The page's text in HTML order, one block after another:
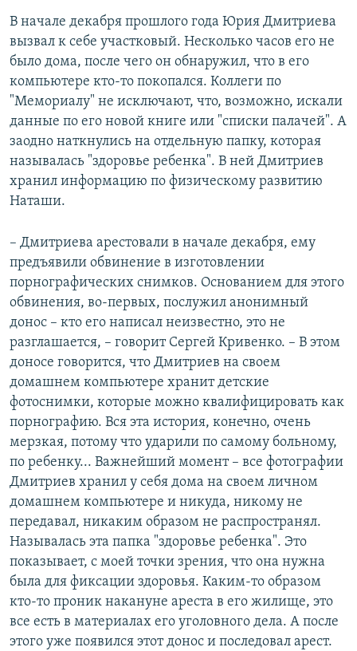
В начале декабря прошлого года Юрия Дмитриева
вызвал к себе участковый. Несколько часов его не
было дома, после чего он обнаружил, что в его
компьютере кто-то покопался. Коллеги по
"Мемориалу" не исключают, что, возможно, искали
данные по его новой книге или "списки палачей". А
заодно наткнулись на отдельную папку, которая
называлась "здоровье ребенка". В ней Дмитриев
хранил информацию по физическому развитию
Наташи.
– Дмитриева арестовали в начале декабря, ему
предъявили обвинение в изготовлении
порнографических снимков. Основанием для этого
обвинения, во-первых, послужил анонимный
донос – кто его написал неизвестно, это не
разглашается, – говорит Сергей Кривенко. – В этом
доносе говорится, что Дмитриев на своем
домашнем компьютере хранит детские
фотоснимки, которые можно квалифицировать как
порнографию. Вся эта история, конечно, очень
мерзкая, потому что ударили по самому больному,
по ребенку... Важнейший момент – все фотографии
Дмитриев хранил у себя дома на своем личном
домашнем компьютере и никуда, никому не
передавал, никаким образом не распространял.
Называлась эта папка "здоровье ребенка". Это
показывает, с моей точки зрения, что она нужна
была для фиксации здоровья. Каким-то образом
кто-то проник накануне ареста в его жилище, это
все есть в материалах его уголовного дела. А после
этого уже появился этот донос и последовал арест.